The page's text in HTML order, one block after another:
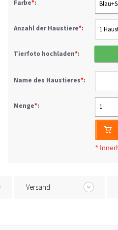
Farbe*:
Anzahl der Haustiere*: 1
Tierfoto hochladen*:
Name des Haustieres*:
Menge*: 1
* I
Versand